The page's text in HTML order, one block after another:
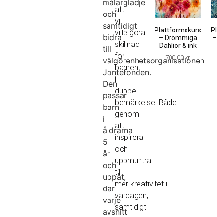
målarglädje
och
samtidigt
bidra
till
välgörenhetsorganisationen
Jontefonden.
Den
passar
barn
i
åldrarna
5
år
och
uppåt,
där
varje
avsnitt
att
vi
ville göra
skillnad
för
barnen
i
dubbel
bemärkelse. Både
genom
att
inspirera
och
uppmuntra
till
mer kreativitet i
vardagen,
samtidigt
Plattformskurs
– Drömmiga
Dahlior & ink
700.00kr